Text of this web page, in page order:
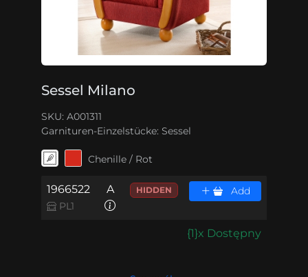
Sessel Milano
SKU: A001311
Garnituren-Einzelstücke: Sessel
Chenille / Rot
1966522
PL1
A HIDDEN Add
{1}x Dostępny